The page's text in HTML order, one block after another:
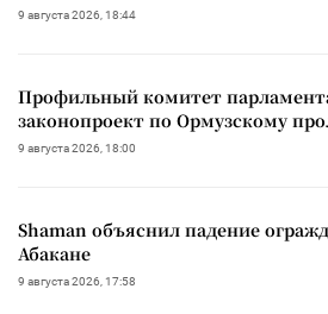
9 августа 2026, 18:44
Профильный комитет
законопроект по Ормузскому
9 августа 2026, 18:00
Shaman объяснил падение
Абакане
9 августа 2026, 17:58